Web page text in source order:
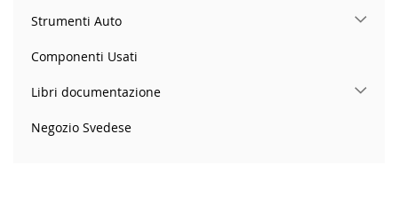
Strumenti Auto
Componenti Usati
Libri documentazione
Negozio Svedese